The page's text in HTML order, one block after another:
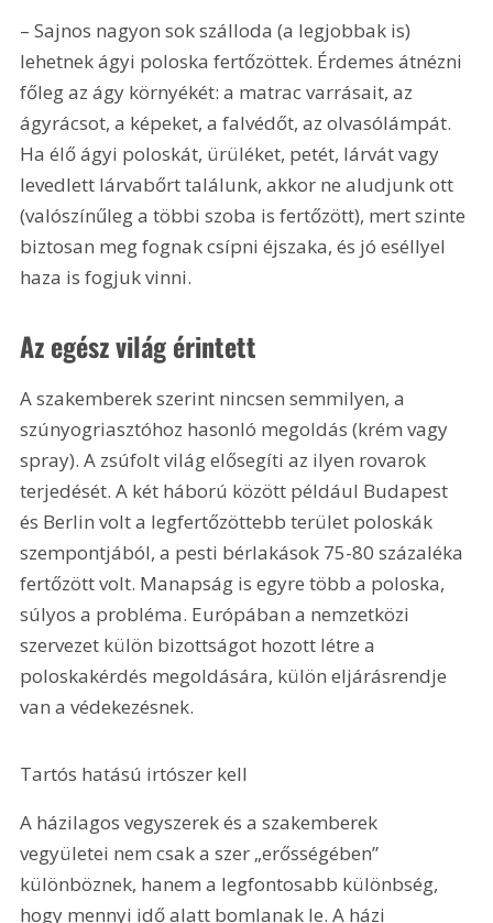
– Sajnos nagyon sok szálloda (a legjobbak is)
lehetnek ágyi poloska fertőzöttek. Érdemes átnézni
főleg az ágy környékét: a matrac varrásait, az
ágyrácsot, a képeket, a falvédőt, az olvasólámpát.
Ha élő ágyi poloskát, ürüléket, petét, lárvát vagy
levedlett lárvabőrt találunk, akkor ne aludjunk ott
(valószínűleg a többi szoba is fertőzött), mert szinte
biztosan meg fognak csípni éjszaka, és jó eséllyel
haza is fogjuk vinni.
Az egész világ érintett
A szakemberek szerint nincsen semmilyen, a
szúnyogriasztóhoz hasonló megoldás (krém vagy
spray). A zsúfolt világ elősegíti az ilyen rovarok
terjedését. A két háború között például Budapest
és Berlin volt a legfertőzöttebb terület poloskák
szempontjából, a pesti bérlakások 75-80 százaléka
fertőzött volt. Manapság is egyre több a poloska,
súlyos a probléma. Európában a nemzetközi
szervezet külön bizottságot hozott létre a
poloskakérdés megoldására, külön eljárásrendje
van a védekezésnek.
Tartós hatású irtószer kell
A házilagos vegyszerek és a szakemberek
vegyületei nem csak a szer „erősségében”
különböznek, hanem a legfontosabb különbség,
hogy mennyi idő alatt bomlanak le. A házi